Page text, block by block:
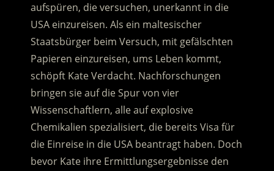
aufspüren, die versuchen, unerkannt in die
USA einzureisen. Als ein maltesischer
Staatsbürger beim Versuch, mit gefälschten
Papieren einzureisen, ums Leben kommt,
schöpft Kate Verdacht. Nachforschungen
bringen sie auf die Spur von vier
Wissenschaftlern, alle auf explosive
Chemikalien spezialisiert, die bereits Visa für
die Einreise in die USA beantragt haben. Doch
bevor Kate ihre Ermittlungsergebnisse den